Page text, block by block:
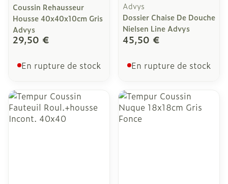
Coussin Rehausseur
Housse 40x40x10cm Gris
Advys
29,50 €
En rupture de stock
Advys
Dossier Chaise De Douche
Nielsen Line Advys
45,50 €
En rupture de stock